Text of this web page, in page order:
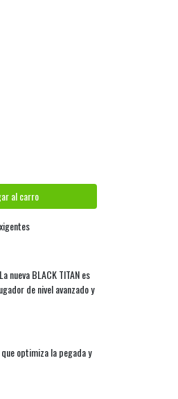
al carro
BLACK TITAN es
de nivel avanzado y
optimiza la pegada y